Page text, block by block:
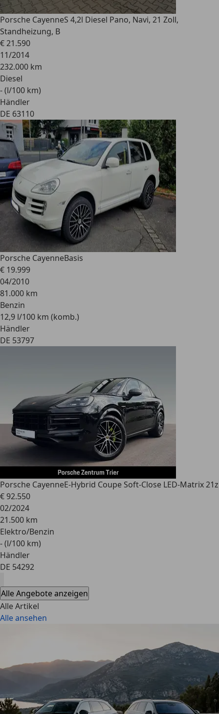
Porsche CayenneS 4,2l Diesel Pano, Navi, 21 Zoll,
Standheizung, B
€ 21.590
11/2014
232.000 km
Diesel
- (l/100 km)
Händler
DE 63110
Porsche CayenneBasis
€ 19.999
04/2010
81.000 km
Benzin
12,9 l/100 km (komb.)
Händler
DE 53797
Porsche CayenneE-Hybrid Coupe Soft-Close LED-Matrix 21z
€ 92.550
02/2024
21.500 km
Elektro/Benzin
- (l/100 km)
Händler
DE 54292
Alle Angebote anzeigen
Alle Artikel
Alle ansehen